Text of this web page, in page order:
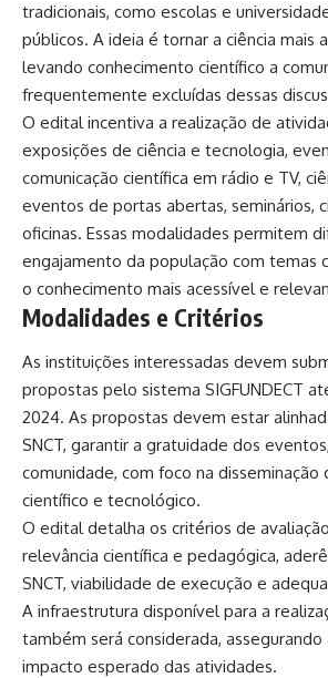
tradicionais, como escolas e
públicos. A ideia é tornar a ciência mais
levando conhecimento científico a
frequentemente excluídas dessas
O edital incentiva a realização de
exposições de ciência e tecnologia,
comunicação científica em rádio e TV,
eventos de portas abertas, seminários,
oficinas. Essas modalidades permitem
engajamento da população com temas
o conhecimento mais acessível e
Modalidades e Critérios
As instituições interessadas devem
propostas pelo sistema SIGFUNDECT
2024. As propostas devem estar
SNCT, garantir a gratuidade dos
comunidade, com foco na disseminação
científico e tecnológico.
O edital detalha os critérios de
relevância científica e pedagógica,
SNCT, viabilidade de execução e
A infraestrutura disponível para a
também será considerada,
impacto esperado das atividades.